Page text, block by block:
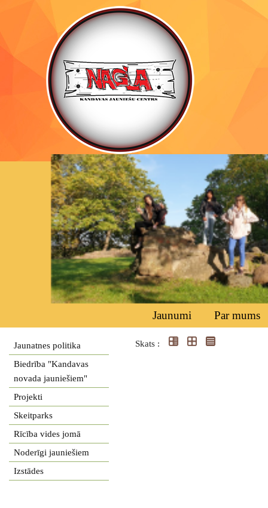
Jaunumi Par mums
Jaunatnes politika
Biedrība "Kandavas
novada jauniešiem"
Projekti
Skeitparks
Rīcība vides jomā
Noderīgi jauniešiem
Izstādes
Skats :